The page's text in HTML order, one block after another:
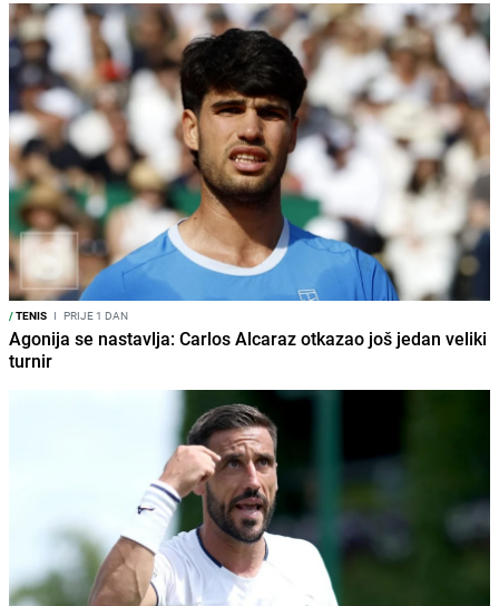
/TENIS I PRIJE 1 DAN
Agonija se nastavlja: Carlos Alcaraz otkazao još jedan veliki
turnir